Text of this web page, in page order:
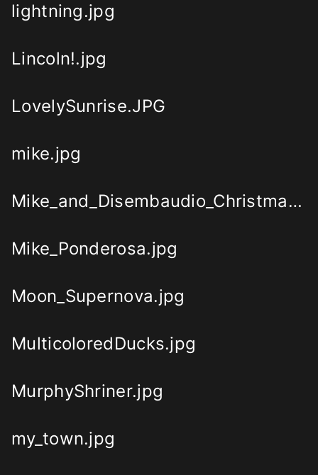
lightning.jpg
Lincoln!.jpg
LovelySunrise.JPG
mike.jpg
Mike_and_Disembaudio_Christmas_2010.jpg
Mike_Ponderosa.jpg
Moon_Supernova.jpg
MulticoloredDucks.jpg
MurphyShriner.jpg
my_town.jpg